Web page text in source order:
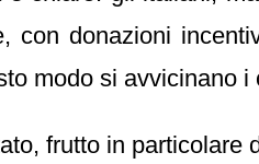
con donazioni
modo si avvicinano
frutto in